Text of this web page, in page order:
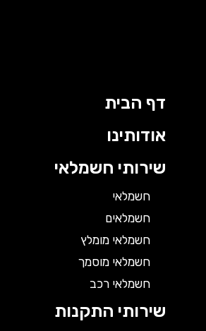
דף הבית
אודותינו
שירותי חשמלאי
חשמלאי
חשמלאים
חשמלאי מומלץ
חשמלאי מוסמך
חשמלאי רכב
שירותי התקנות